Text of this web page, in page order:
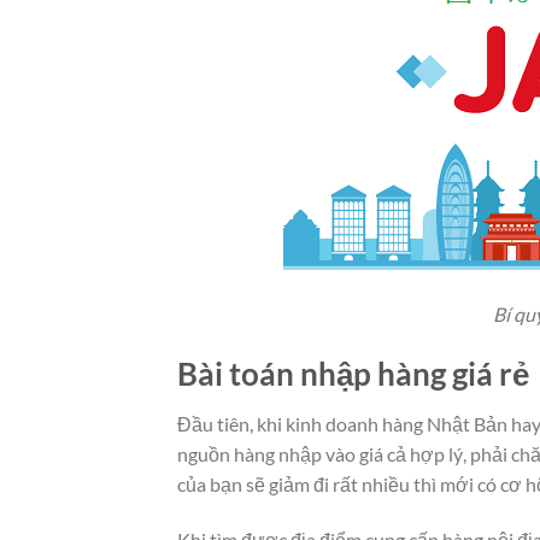
Bí
Bài toán nhập hàng giá rẻ
Đầu tiên, khi kinh doanh hàng Nhật Bản
nguồn hàng nhập vào giá cả hợp lý, phải
của bạn sẽ giảm đi rất nhiều thì mới có cơ